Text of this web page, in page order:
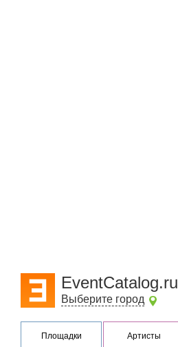
EventCatalog.ru
Выберите город
Площадки Артисты